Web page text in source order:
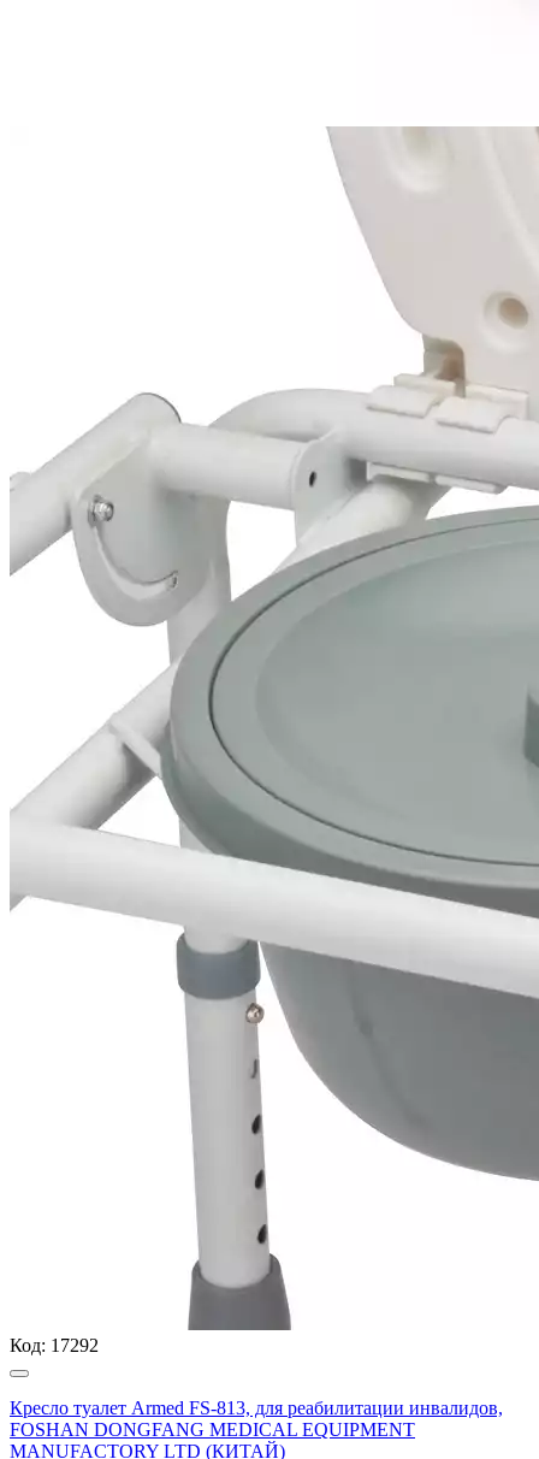
Код: 17292
Кресло туалет Armed FS-813, для реабилитации инвалидов,
FOSHAN DONGFANG MEDICAL EQUIPMENT
MANUFACTORY LTD (КИТАЙ)